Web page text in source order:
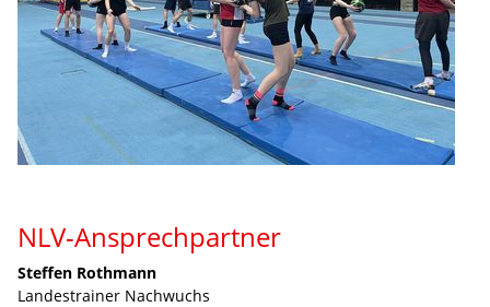
NLV-Ansprechpartner
Steffen Rothmann
Landestrainer Nachwuchs